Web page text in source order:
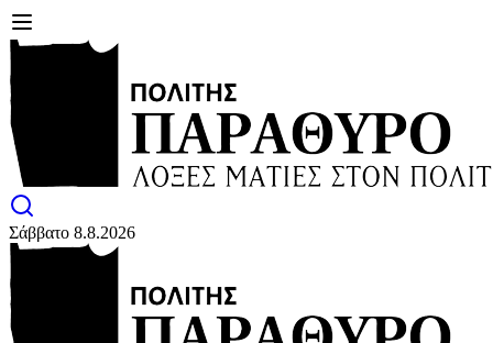
Σάββατο 8.8.2026